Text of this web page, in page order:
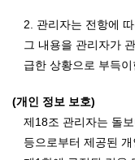
2. 관리자는 전항에
그 내용을 관리자가
급한 상황으로 부득
(개인 정보 보호)
제18조 관리자는 돌
등으로부터 제공된